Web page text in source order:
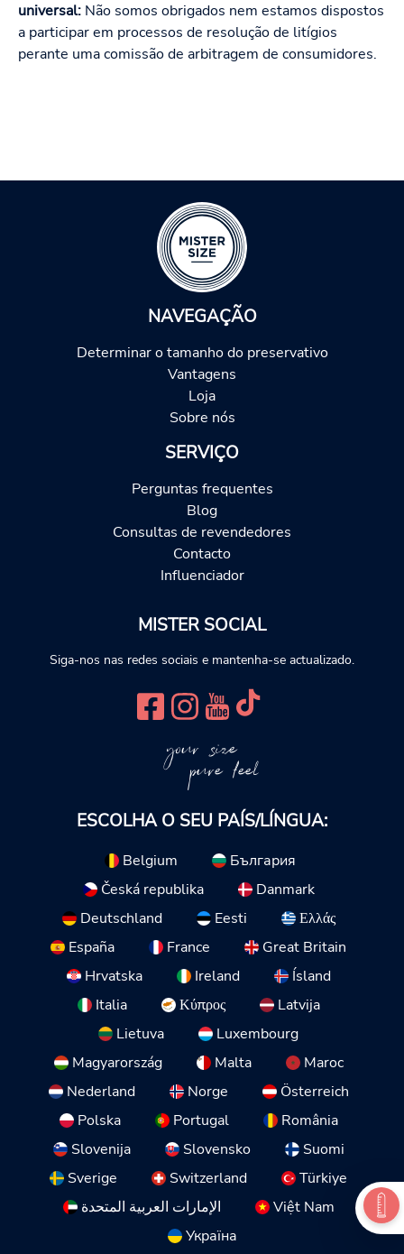
universal: Não somos obrigados nem estamos dispostos
a participar em processos de resolução de litígios
perante uma comissão de arbitragem de consumidores.
NAVEGAÇÃO
Determinar o tamanho do preservativo
Vantagens
Loja
Sobre nós
SERVIÇO
Perguntas frequentes
Blog
Consultas de revendedores
Contacto
Influenciador
MISTER SOCIAL
Siga-nos nas redes sociais e mantenha-se actualizado.
your size
pure feel
ESCOLHA O SEU PAÍS/LÍNGUA:
Belgium
България
Česká republika
Danmark
Deutschland
Eesti
Ελλάς
España
France
Great Britain
Hrvatska
Ireland
Ísland
Italia
Κύπρος
Latvija
Lietuva
Luxembourg
Magyarország
Malta
Maroc
Nederland
Norge
Österreich
Polska
Portugal
România
Slovenija
Slovensko
Suomi
Sverige
Switzerland
Türkiye
الإمارات العربية المتحدة
Việt Nam
Україна